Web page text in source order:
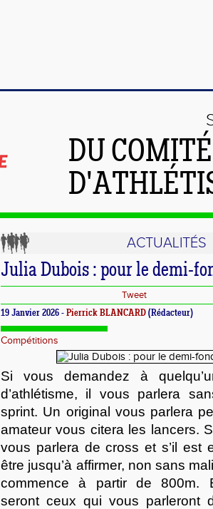
DU
ACTUALITÉS
Julia Dubois : pour le demi-
Tweet
19 Janvier 2026 - Pierrick BLANCARD (Rédacteur)
Compétitions
Si vous demandez à
d’athlétisme, il vous parlera
sprint. Un original vous parlera
amateur vous citera les lancers.
vous parlera de cross et s’il est
être jusqu’à affirmer, non sans
commence à partir de 800m.
seront ceux qui vous parleront